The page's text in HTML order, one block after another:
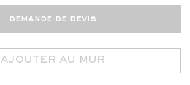
demande de devis
AJOUTER AU MUR